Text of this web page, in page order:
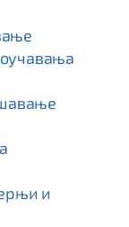
и